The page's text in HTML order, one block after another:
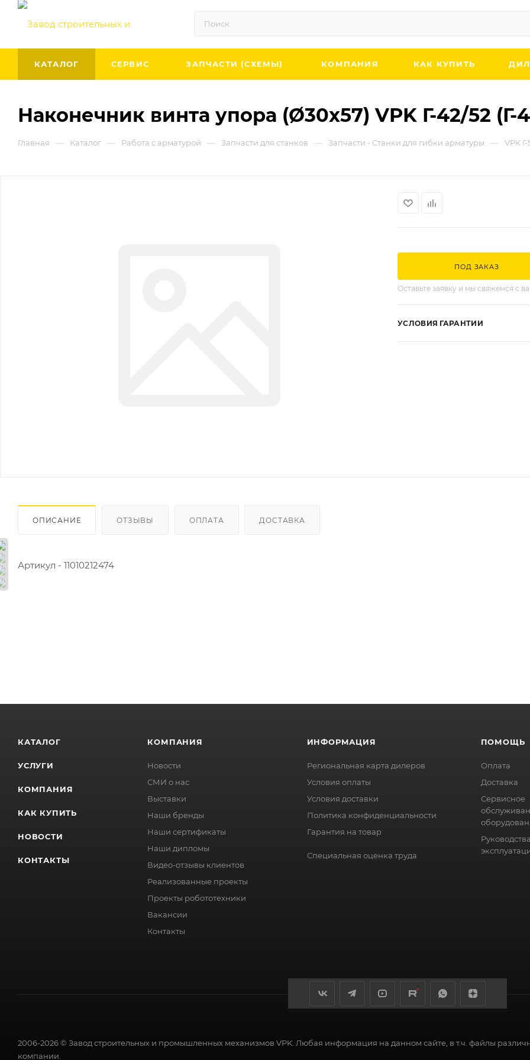
КАТАЛОГ СЕРВИС ЗАПЧАСТИ (СХЕМЫ) КОМПАНИЯ КАК КУПИТЬ
Наконечник винта упора (Ø30х57) VPK Г-42/52 (Г-
Главная — Каталог — Работа с арматурой — Запчасти для станков — Запчасти - Станки для гибки арматуры — VPK Г-
ПОД ЗАКАЗ
Оставьте заявку и мы свяжемся с
УСЛОВИЯ ГАРАНТИИ
ОПИСАНИЕ ОТЗЫВЫ ОПЛАТА ДОСТАВКА
Артикул - 11010212474
КАТАЛОГ
УСЛУГИ
КОМПАНИЯ
КАК КУПИТЬ
НОВОСТИ
КОНТАКТЫ
КОМПАНИЯ
Новости
СМИ о нас
Выставки
Наши бренды
Наши сертификаты
Наши дипломы
Видео-отзывы клиентов
Реализованные проекты
Проекты робототехники
Вакансии
Контакты
ИНФОРМАЦИЯ
Региональная карта дилеров
Условия оплаты
Условия доставки
Политика конфиденциальности
Гарантия на товар
Специальная оценка труда
ПОМОЩЬ
Оплата
Доставка
Сервисное
2006-2026 © Завод строительных и промышленных механизмов VPK. Любая информация на данном сайте, в т.ч. файлы
компании.